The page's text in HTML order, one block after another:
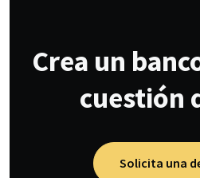
Crea un
cuestión
Solicita una